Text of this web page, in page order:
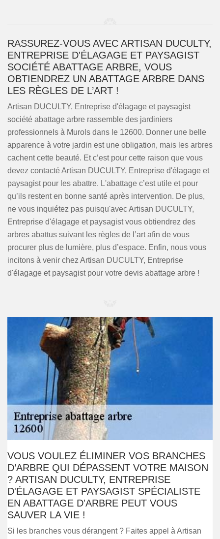
RASSUREZ-VOUS AVEC ARTISAN DUCULTY,
ENTREPRISE D'ÉLAGAGE ET PAYSAGIST
SOCIÉTÉ ABATTAGE ARBRE, VOUS
OBTIENDREZ UN ABATTAGE ARBRE DANS
LES RÈGLES DE L’ART !
Artisan DUCULTY, Entreprise d'élagage et paysagist
société abattage arbre rassemble des jardiniers
professionnels à Murols dans le 12600. Donner une belle
apparence à votre jardin est une obligation, mais les arbres
cachent cette beauté. Et c’est pour cette raison que vous
devez contacté Artisan DUCULTY, Entreprise d'élagage et
paysagist pour les abattre. L'abattage c’est utile et pour
qu’ils restent en bonne santé après intervention. De plus,
ne vous inquiétez pas puisqu'avec Artisan DUCULTY,
Entreprise d'élagage et paysagist vous obtiendrez des
arbres abattus suivant les règles de l’art afin de vous
procurer plus de lumière, plus d’espace. Enfin, nous vous
incitons à venir chez Artisan DUCULTY, Entreprise
d'élagage et paysagist pour votre devis abattage arbre !
VOUS VOULEZ ÉLIMINER VOS BRANCHES
D’ARBRE QUI DÉPASSENT VOTRE MAISON
? ARTISAN DUCULTY, ENTREPRISE
D'ÉLAGAGE ET PAYSAGIST SPÉCIALISTE
EN ABATTAGE D'ARBRE PEUT VOUS
SAUVER LA VIE !
Si les branches vous dérangent ? Faites appel à Artisan